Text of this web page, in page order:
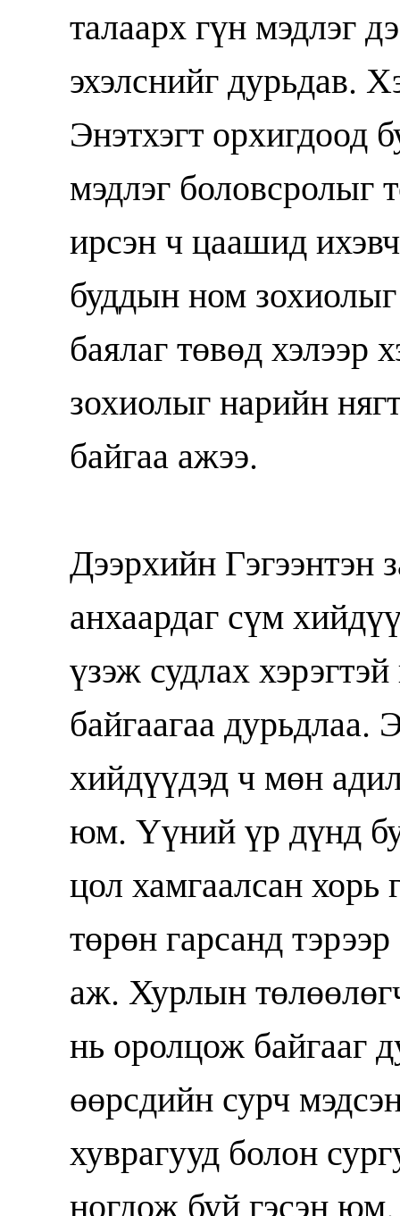
талаарх гүн мэдлэг
эхэлснийг дурьдав.
Энэтхэгт орхигдоод
мэдлэг боловсролыг
ирсэн ч цаашид
буддын ном
баялаг төвөд хэлээр
зохиолыг нарийн
байгаа ажээ.
Дээрхийн Гэгээнтэн
анхаардаг сүм
үзэж судлах
байгаагаа
хийдүүдэд ч мөн
юм. Үүний үр дүнд
цол хамгаалсан хорь
төрөн гарсанд
аж. Хурлын
нь оролцож байгааг
өөрсдийн сурч
хуврагууд болон
ногдож буй гэсэн юм.